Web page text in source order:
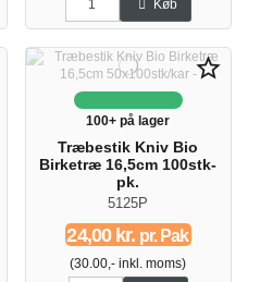
Køb
star_border
100+ på lager
Træbestik Kniv Bio
Birketræ 16,5cm 100stk-
pk.
5125P
24,00 kr. pr. Pak
(30.00,- inkl. moms)